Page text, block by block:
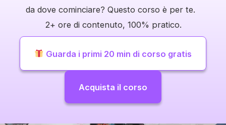
da dove cominciare? Questo corso è per te.
2+ ore di contenuto, 100% pratico.
Guarda i primi 20 min di corso gratis
Acquista il corso